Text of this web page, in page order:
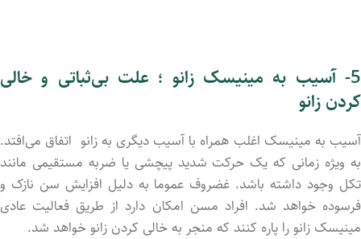
5- آسیب به مینیسک زانو ؛ علت بیثباتی و خالی
کردن زانو
آسیب به مینیسک اغلب همراه با آسیب دیگری به زانو اتفاق می‌افتد.
به‌ ویژه زمانی که یک حرکت شدید پیچشی یا ضربه مستقیمی‌ مانند
تکل وجود داشته باشد. غضروف عموما به دلیل افزایش سن نازک و
فرسود‌ه خواهد شد. افراد مسن امکان دارد از طریق فعالیت عادی
مینیسک زانو را پاره کنند که منجر به خالی کردن زانو خواهد شد.